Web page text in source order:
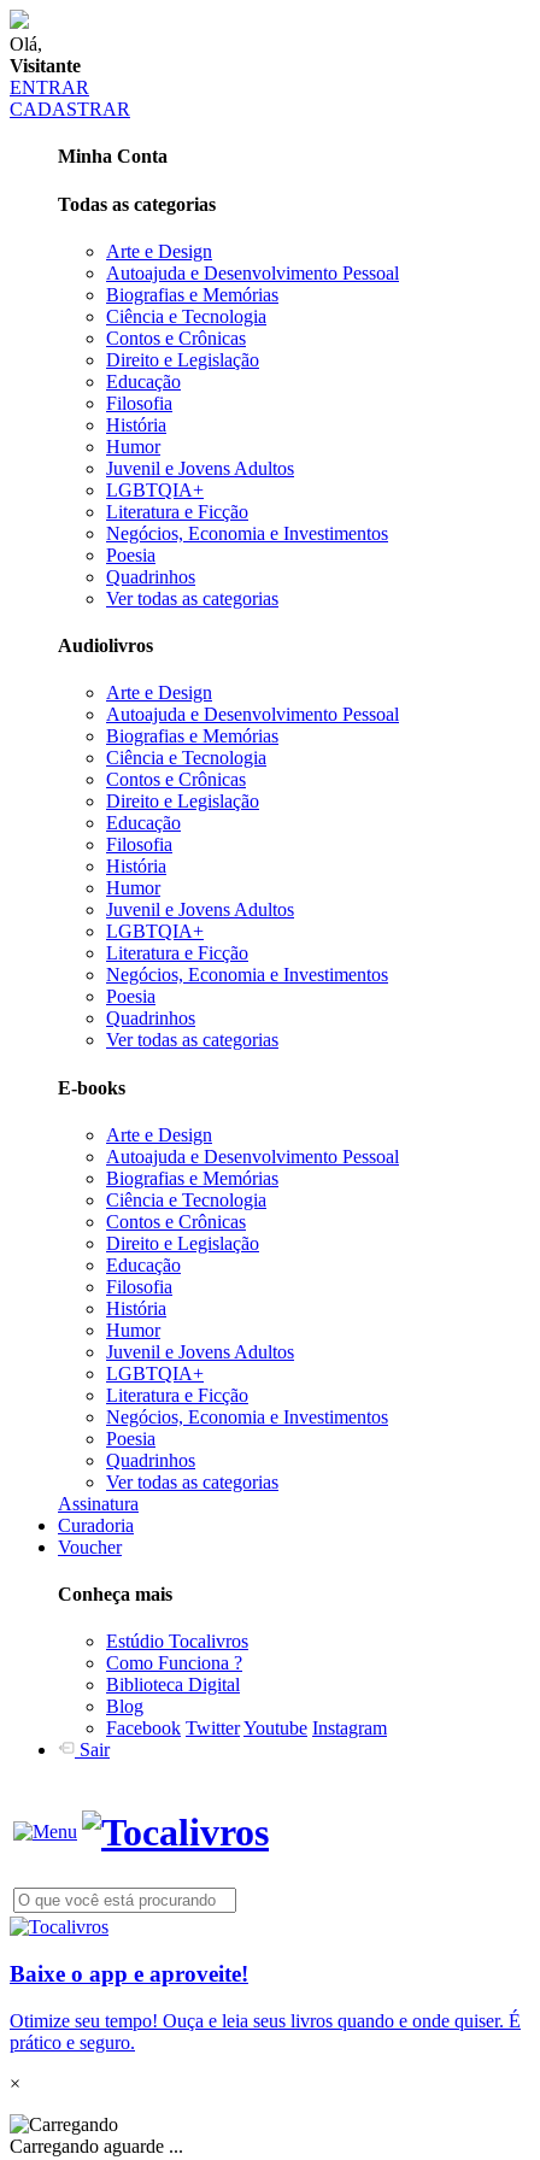
Olá,
Visitante
ENTRAR
CADASTRAR
Minha Conta
Todas as categorias
Arte e Design
Autoajuda e Desenvolvimento Pessoal
Biografias e Memórias
Ciência e Tecnologia
Contos e Crônicas
Direito e Legislação
Educação
Filosofia
História
Humor
Juvenil e Jovens Adultos
LGBTQIA+
Literatura e Ficção
Negócios, Economia e Investimentos
Poesia
Quadrinhos
Ver todas as categorias
Audiolivros
Arte e Design
Autoajuda e Desenvolvimento Pessoal
Biografias e Memórias
Ciência e Tecnologia
Contos e Crônicas
Direito e Legislação
Educação
Filosofia
História
Humor
Juvenil e Jovens Adultos
LGBTQIA+
Literatura e Ficção
Negócios, Economia e Investimentos
Poesia
Quadrinhos
Ver todas as categorias
E-books
Arte e Design
Autoajuda e Desenvolvimento Pessoal
Biografias e Memórias
Ciência e Tecnologia
Contos e Crônicas
Direito e Legislação
Educação
Filosofia
História
Humor
Juvenil e Jovens Adultos
LGBTQIA+
Literatura e Ficção
Negócios, Economia e Investimentos
Poesia
Quadrinhos
Ver todas as categorias
Assinatura
Curadoria
Voucher
Conheça mais
Estúdio Tocalivros
Como Funciona ?
Biblioteca Digital
Blog
Facebook TwitterYoutube Instagram
Sair
Baixe o app e aproveite!
Otimize seu tempo! Ouça e leia seus livros quando e onde quiser. É
prático e seguro.
×
Carregando aguarde ...